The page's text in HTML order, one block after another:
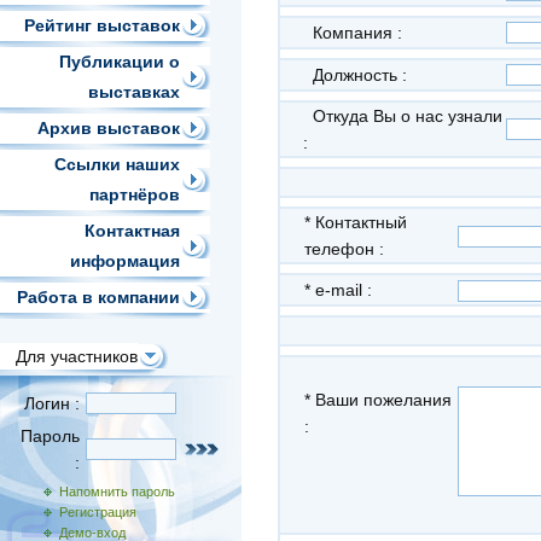
Рейтинг выставок
Публикации о
выставках
Архив выставок
Ссылки наших
партнёров
Контактная
информация
Работа в компании
Для участников
Логин :
Пароль
:
Напомнить пароль
Регистрация
Демо-вход
Компания :
Должность :
Откуда Вы о нас узнали
:
* Контактный
телефон :
* e-mail :
* Ваши пожелания
: